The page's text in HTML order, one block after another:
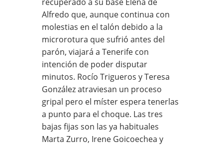
Alfredo que, aunque continua con
molestias en el talón debido a la
microrotura que sufrió antes del
parón, viajará a Tenerife con
intención de poder disputar
minutos. Rocío Trigueros y Teresa
González atraviesan un proceso
gripal pero el míster espera tenerlas
a punto para el choque. Las tres
bajas fijas son las ya habituales
Marta Zurro, Irene Goicoechea y